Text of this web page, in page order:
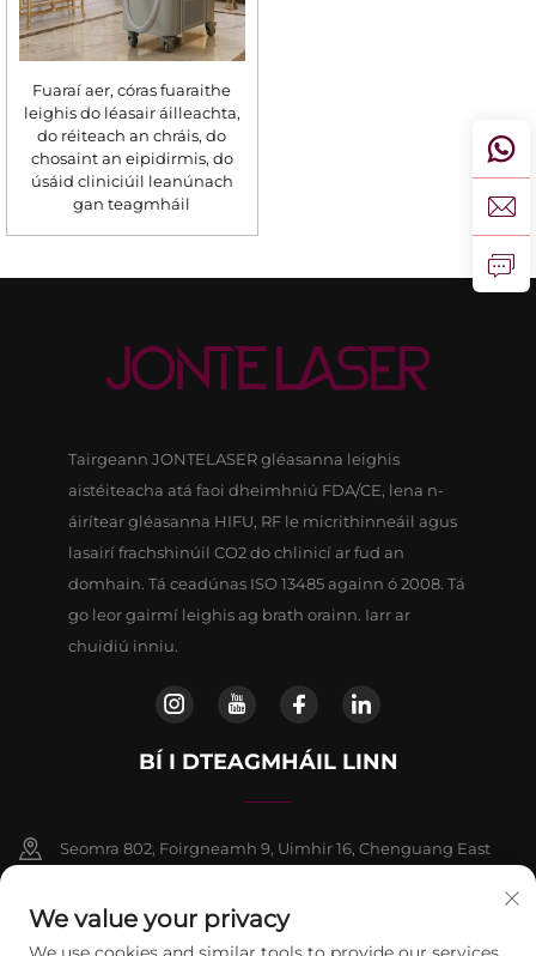
Fuaraí aer, córas fuaraithe
leighis do léasair áilleachta,
do réiteach an chráis, do
chosaint an eipidirmis, do
úsáid cliniciúil leanúnach
gan teagmháil
Tairgeann JONTELASER gléasanna leighis
aistéiteacha atá faoi dheimhniú FDA/CE, lena n-
áirítear gléasanna HIFU, RF le micrithinneáil agus
lasairí frachshinúil CO2 do chlinicí ar fud an
domhain. Tá ceadúnas ISO 13485 againn ó 2008. Tá
go leor gairmí leighis ag brath orainn. Iarr ar
chuidiú inniu.
BÍ I DTEAGMHÁIL LINN
Seomra 802, Foirgneamh 9, Uimhir 16, Chenguang East
+86-13911459627
We value your privacy